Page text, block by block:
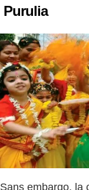
Purulia
Sans embargo, la